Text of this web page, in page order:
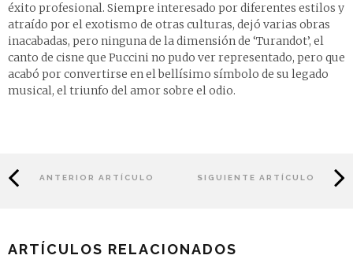
éxito profesional. Siempre interesado por diferentes estilos y
atraído por el exotismo de otras culturas, dejó varias obras
inacabadas, pero ninguna de la dimensión de ‘Turandot’, el
canto de cisne que Puccini no pudo ver representado, pero que
acabó por convertirse en el bellísimo símbolo de su legado
musical, el triunfo del amor sobre el odio.
ANTERIOR ARTÍCULO SIGUIENTE ARTÍCULO
ARTÍCULOS RELACIONADOS